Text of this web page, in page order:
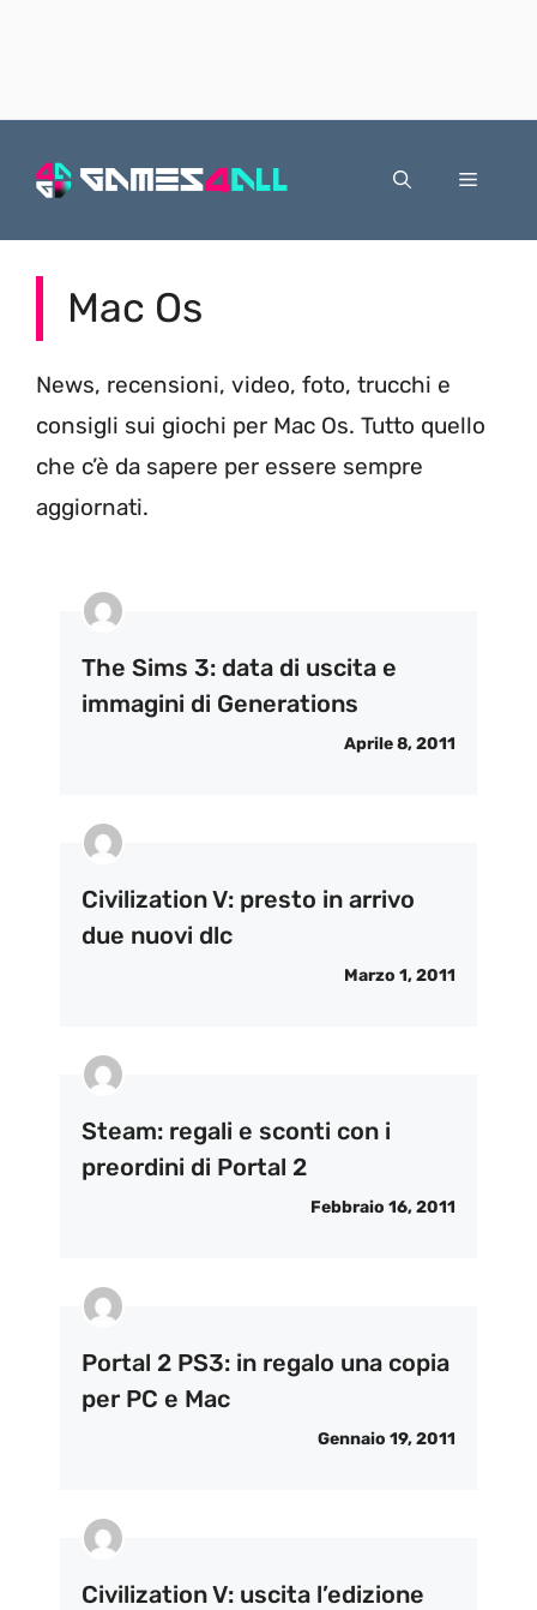
Menu
Mac Os
News, recensioni, video, foto, trucchi e
consigli sui giochi per Mac Os. Tutto quello
che c’è da sapere per essere sempre
aggiornati.
The Sims 3: data di uscita e
immagini di Generations
Aprile 8, 2011
Civilization V: presto in arrivo
due nuovi dlc
Marzo 1, 2011
Steam: regali e sconti con i
preordini di Portal 2
Febbraio 16, 2011
Portal 2 PS3: in regalo una copia
per PC e Mac
Gennaio 19, 2011
Civilization V: uscita l’edizione